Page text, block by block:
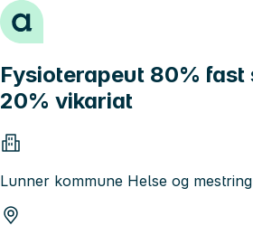
Hopp til innhold
Fysioterapeut 80% fast
20% vikariat
Lunner kommune Helse og mestring